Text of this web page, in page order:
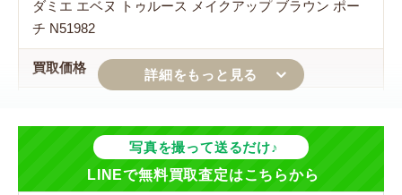
ダミエ エベヌ トゥルース メイクアップ ブラウン ポー
チ N51982
買取価格
写真を撮って送るだけ♪
LINEで無料買取査定はこちらから